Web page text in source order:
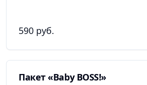
590 руб.
Пакет «Baby BOSS!»